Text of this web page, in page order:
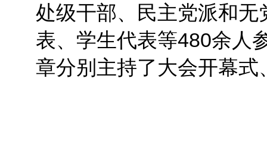
处级干部、民主党派和
表、学生代表等480余人
章分别主持了大会开幕式